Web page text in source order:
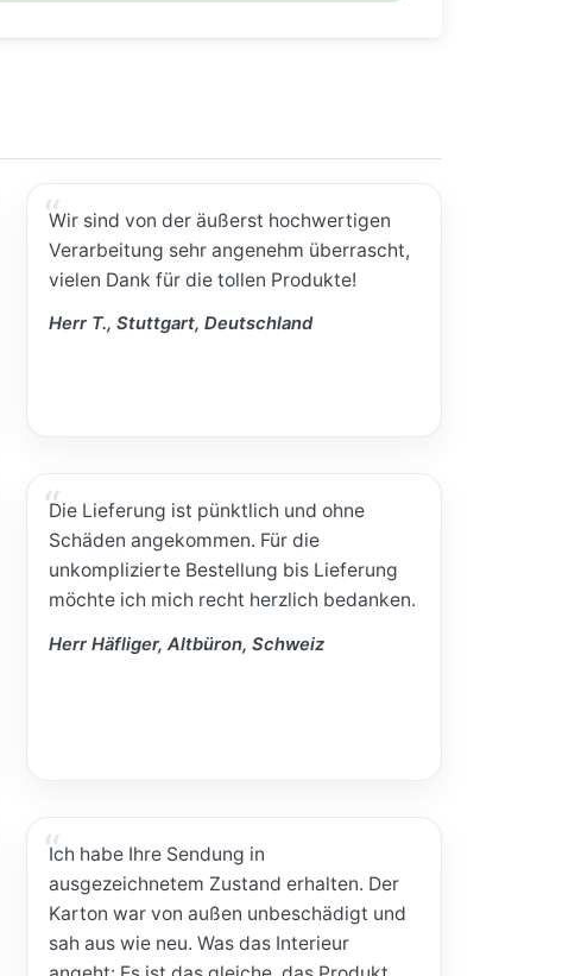
Wir sind von der äußerst hochwertigen
Verarbeitung sehr angenehm überrascht,
vielen Dank für die tollen Produkte!
Herr T., Stuttgart, Deutschland
Die Lieferung ist pünktlich und ohne
Schäden angekommen. Für die
unkomplizierte Bestellung bis Lieferung
möchte ich mich recht herzlich bedanken.
Herr Häfliger, Altbüron, Schweiz
Ich habe Ihre Sendung in
ausgezeichnetem Zustand erhalten. Der
Karton war von außen unbeschädigt und
sah aus wie neu. Was das Interieur